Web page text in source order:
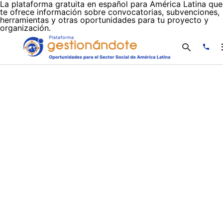
La plataforma gratuita en español para América Latina que
te ofrece información sobre convocatorias, subvenciones,
herramientas y otras oportunidades para tu proyecto y
organización.